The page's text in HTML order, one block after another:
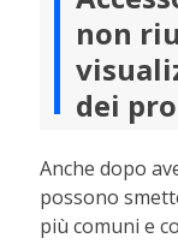
non
dei
Anche dopo
possono
più comuni e